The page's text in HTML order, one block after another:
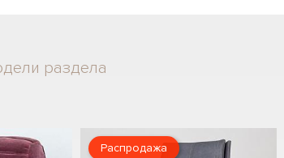
раздела
Распродажа